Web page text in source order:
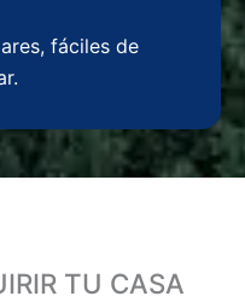
fáciles de
TU CASA